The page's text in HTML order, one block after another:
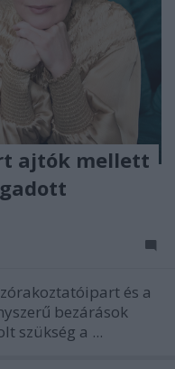
ajtók mellett
és a
bezárások
szükség a ...